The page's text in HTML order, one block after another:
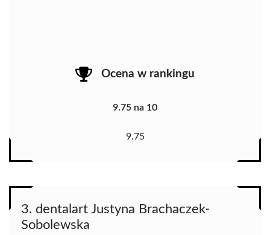
Ocena w rankingu
9.75 na 10
9.75
3. dentalart Justyna Brachaczek-
Sobolewska